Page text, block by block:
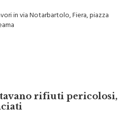
in via Notarbartolo, Fiera, piazza
rifiuti pericolosi,